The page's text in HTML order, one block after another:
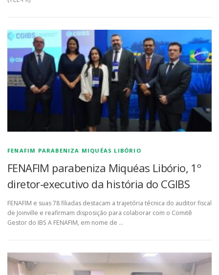
FENAFIM PARABENIZA MIQUÉAS LIBÓRIO
FENAFIM parabeniza Miquéas Libório, 1º
diretor-executivo da história do CGIBS
FENAFIM e suas 78 filiadas destacam a trajetória técnica do auditor fiscal
de Joinville e reafirmam disposição para colaborar com o Comitê
Gestor do IBS A FENAFIM, em nome de …